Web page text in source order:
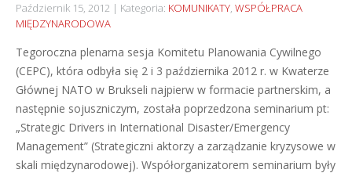
Październik 15, 2012 Kategoria: KOMUNIKATY, WSPÓŁPRACA
MIĘDZYNARODOWA
Tegoroczna plenarna sesja Komitetu Planowania Cywilnego
(CEPC), która odbyła się 2 i 3 października 2012 r. w Kwaterze
Głównej NATO w Brukseli najpierw w formacie partnerskim, a
następnie sojuszniczym, została poprzedzona seminarium pt:
„Strategic Drivers in International Disaster/Emergency
Management” (Strategiczni aktorzy a zarządzanie kryzysowe w
skali międzynarodowej). Współorganizatorem seminarium były